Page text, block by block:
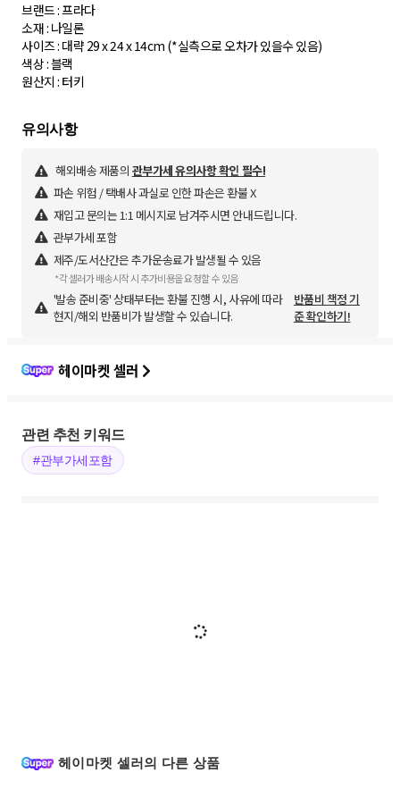
브랜드 : 프라다
소재 : 나일론
사이즈 : 대략 29 x 24 x 14cm (*실측으로 오차가 있을수 있음)
색상 : 블랙
원산지 : 터키
유의사항
해외배송 제품의 관부가세 유의사항 확인 필수!
파손 위험 / 택배사 과실로 인한 파손은 환불 X
재입고 문의는 1:1 메시지로 남겨주시면 안내드립니다.
관부가세 포함
제주/도서산간은 추가운송료가 발생될 수 있음
*각 셀러가 배송시작 시 추가비용을 요청할 수 있음
'발송 준비중' 상태부터는 환불 진행 시, 사유에 따라
현지/해외 반품비가 발생할 수 있습니다.
반품비 책정 기
준 확인하기!
헤이마켓 셀러
관련 추천 키워드
#관부가세포함
헤이마켓 셀러의 다른 상품